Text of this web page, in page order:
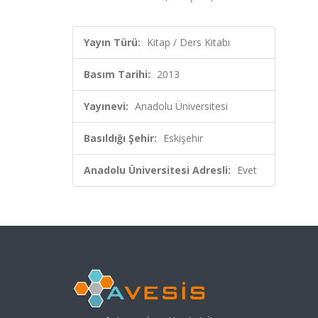
Yayın Türü: Kitap / Ders Kitabı
Basım Tarihi: 2013
Yayınevi: Anadolu Üniversitesi
Basıldığı Şehir: Eskişehir
Anadolu Üniversitesi Adresli: Evet